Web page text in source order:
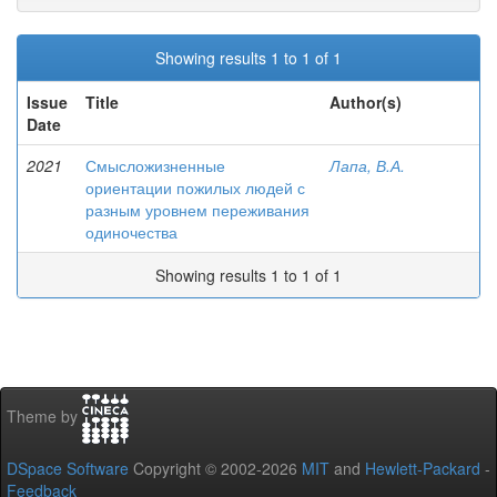
Showing results 1 to 1 of 1
Issue
Date
Title Author(s)
2021
Смысложизненные
ориентации пожилых людей с
разным уровнем переживания
одиночества
Лапа, В.А.
Showing results 1 to 1 of 1
Theme by
DSpace Software Copyright © 2002-2026 MIT and Hewlett-Packard -
Feedback